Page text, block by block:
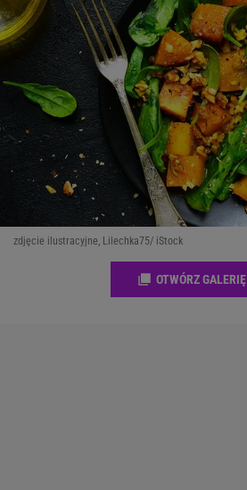
zdjęcie ilustracyjne, Lilechka75/ iStock
OTWÓRZ GALERIĘ